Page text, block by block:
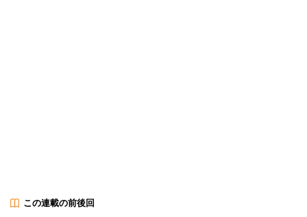
この連載の前後回